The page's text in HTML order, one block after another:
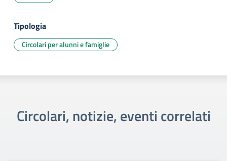
Tipologia
Circolari per alunni e famiglie
Circolari, notizie, eventi correlati